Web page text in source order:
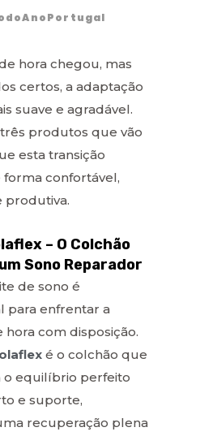
hora chegou, mas
certos, a adaptação
suave e agradável.
produtos que vão
esta transição
forma confortável,
produtiva.
– O Colchão
Sono Reparador
de sono é
para enfrentar a
hora com disposição.
é o colchão que
o equilíbrio perfeito
e suporte,
recuperação plena